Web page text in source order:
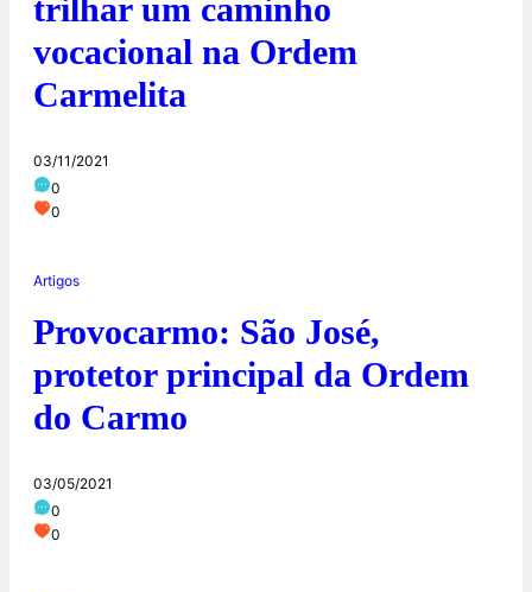
trilhar um caminho
vocacional na Ordem
Carmelita
03/11/2021
0
0
Artigos
Provocarmo: São José,
protetor principal da Ordem
do Carmo
03/05/2021
0
0